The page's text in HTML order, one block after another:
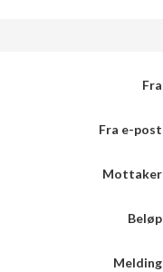
Fra
Fra e-post
Mottaker
Beløp
Melding